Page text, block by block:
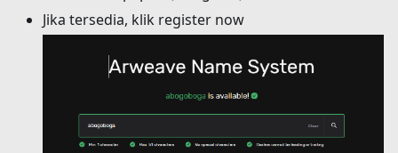
Jika tersedia, klik register now